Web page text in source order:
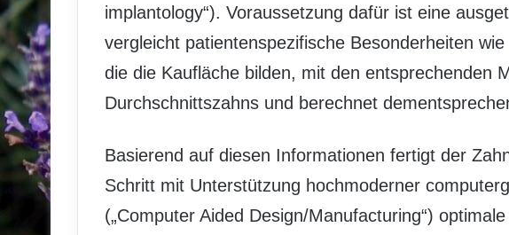
implantology“). Voraussetzung dafür ist eine
vergleicht patientenspezifische Besonderheiten
die die Kaufläche bilden, mit den entsprechenden
Durchschnittszahns und berechnet
Basierend auf diesen Informationen fertigt der
Schritt mit Unterstützung hochmoderner
(„Computer Aided Design/Manufacturing“)